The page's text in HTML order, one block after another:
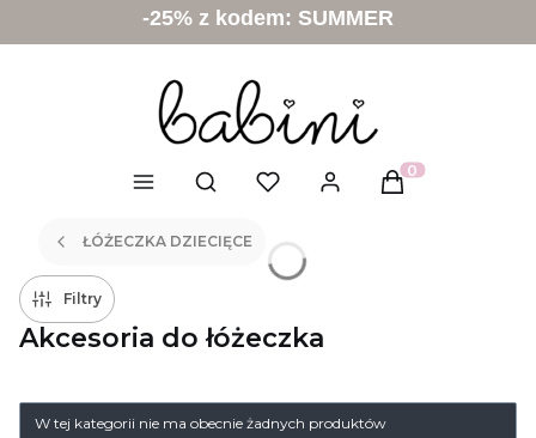
-25% z kodem: SUMMER
Otwórz wyszukiwarkęProdukty w
ŁÓŻECZKA DZIECIĘCE
Filtry
Akcesoria do łóżeczka
W tej kategorii nie ma obecnie żadnych produktów